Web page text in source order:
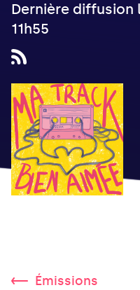
Dernière diffusion
11h55
Émissions